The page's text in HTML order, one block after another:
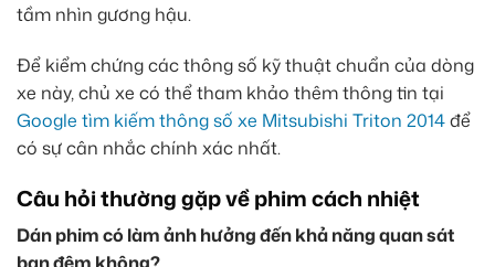
tầm nhìn gương hậu.
Để kiểm chứng các thông số kỹ thuật chuẩn của dòng
xe này, chủ xe có thể tham khảo thêm thông tin tại
Google tìm kiếm thông số xe Mitsubishi Triton 2014để
có sự cân nhắc chính xác nhất.
Câu hỏi thường gặp về phim cách nhiệt
Dán phim có làm ảnh hưởng đến khả năng quan sát